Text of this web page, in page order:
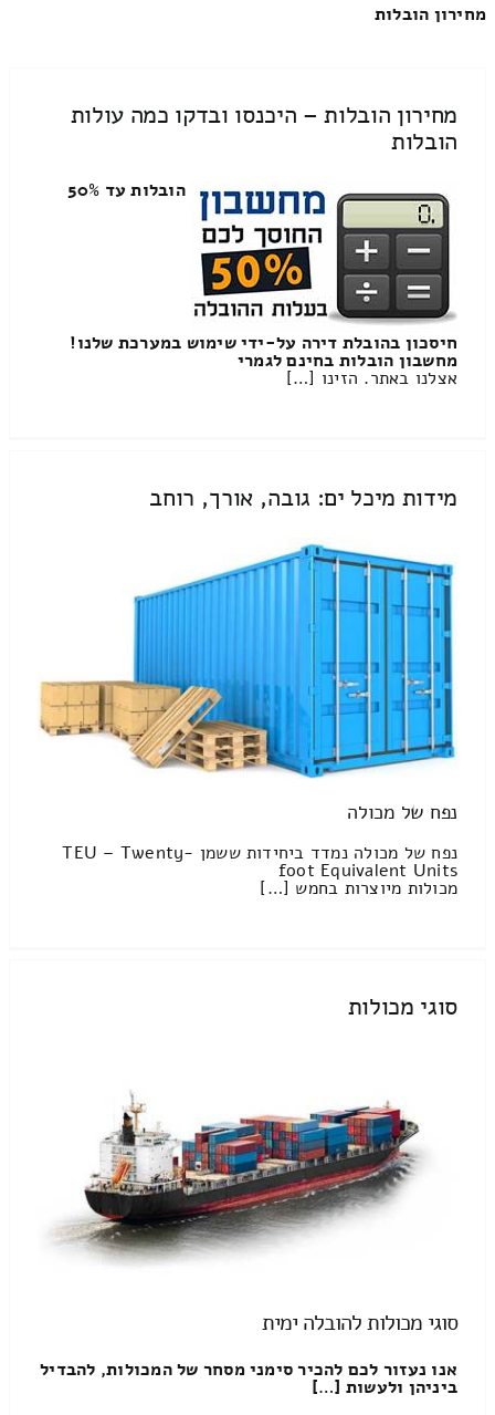
מחירון הובלות
מחירון הובלות – היכנסו ובדקו כמה עולות
הובלות
הובלות עד 50%
חיסכון בהובלת דירה על-ידי שימוש במערכת שלנו!
מחשבון הובלות בחינם לגמרי
אצלנו באתר. הזינו […]
מידות מיכל ים: גובה, אורך, רוחב
נפח של מכולה
נפח של מכולה נמדד ביחידות ששמן TEU – Twenty-
foot Equivalent Units
מכולות מיוצרות בחמש […]
סוגי מכולות
סוגי מכולות להובלה ימית
אנו נעזור לכם להכיר סימני מסחר של המכולות, להבדיל
ביניהן ולעשות […]